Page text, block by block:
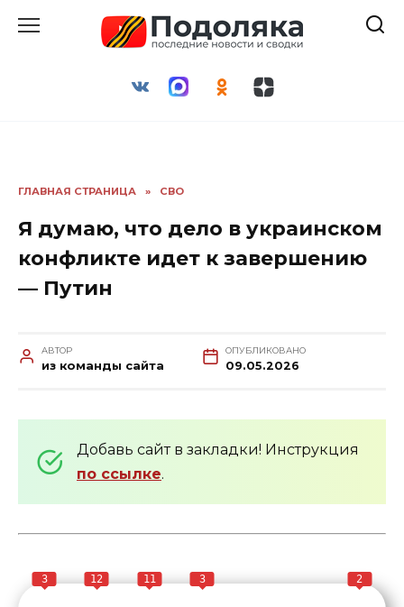
ГЛАВНАЯ СТРАНИЦА » СВО
Я думаю, что дело в украинском
конфликте идет к завершению
— Путин
АВТОР
из команды сайта
ОПУБЛИКОВАНО
09.05.2026
Добавь сайт в закладки! Инструкция
по ссылке.
3 12 11 3 2